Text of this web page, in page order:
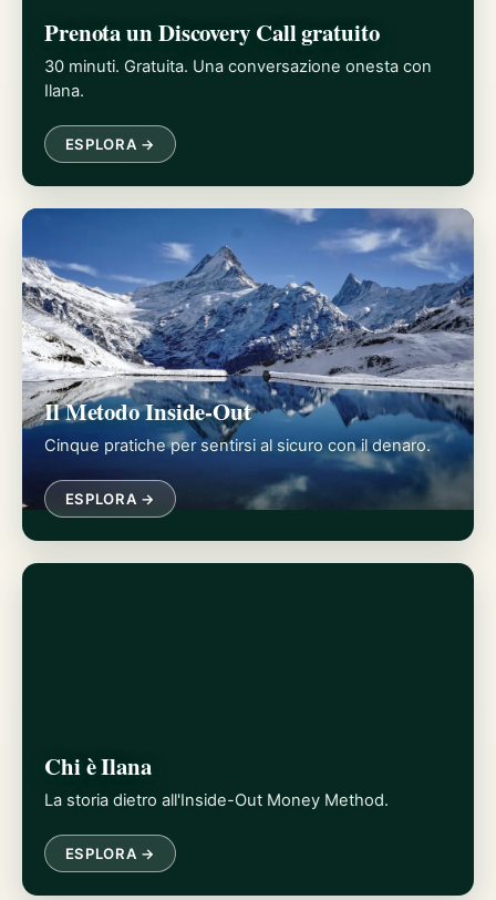
Prenota un Discovery Call gratuito
30 minuti. Gratuita. Una conversazione onesta con
Ilana.
ESPLORA →
Il Metodo Inside-Out
Cinque pratiche per sentirsi al sicuro con il denaro.
ESPLORA →
Chi è Ilana
La storia dietro all'Inside-Out Money Method.
ESPLORA →